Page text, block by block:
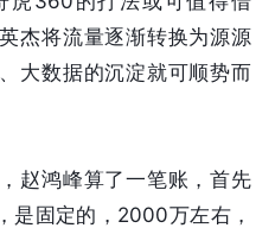
杰将流量逐渐转换为源源
大数据的沉淀就可顺势而
赵鸿峰算了一笔账，首先
是固定的，2000万左右，